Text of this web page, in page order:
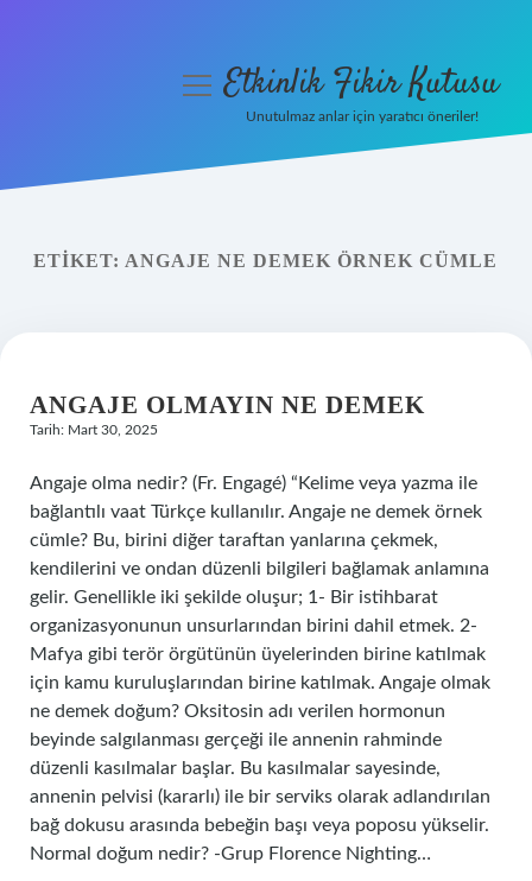
Yasal Uyarı
menüyüEtkinlik Fikir Kutusu
Unutulmaz anlar için yaratıcı öneriler!
ETIKET: ANGAJE NE DEMEK ÖRNEK CÜMLE
ANGAJE OLMAYIN NE DEMEK
Tarih: Mart 30, 2025
Angaje olma nedir? (Fr. Engagé) “Kelime veya yazma ile
bağlantılı vaat Türkçe kullanılır. Angaje ne demek örnek
cümle? Bu, birini diğer taraftan yanlarına çekmek,
kendilerini ve ondan düzenli bilgileri bağlamak anlamına
gelir. Genellikle iki şekilde oluşur; 1- Bir istihbarat
organizasyonunun unsurlarından birini dahil etmek. 2-
Mafya gibi terör örgütünün üyelerinden birine katılmak
için kamu kuruluşlarından birine katılmak. Angaje olmak
ne demek doğum? Oksitosin adı verilen hormonun
beyinde salgılanması gerçeği ile annenin rahminde
düzenli kasılmalar başlar. Bu kasılmalar sayesinde,
annenin pelvisi (kararlı) ile bir serviks olarak adlandırılan
bağ dokusu arasında bebeğin başı veya poposu yükselir.
Normal doğum nedir? -Grup Florence Nighting…